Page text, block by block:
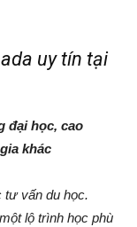
uy tín tại
đại học, cao
khác
tư vấn du học.
lộ trình học phù